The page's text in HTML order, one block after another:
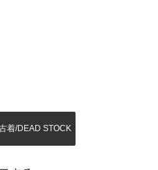
着/DEAD STOCK